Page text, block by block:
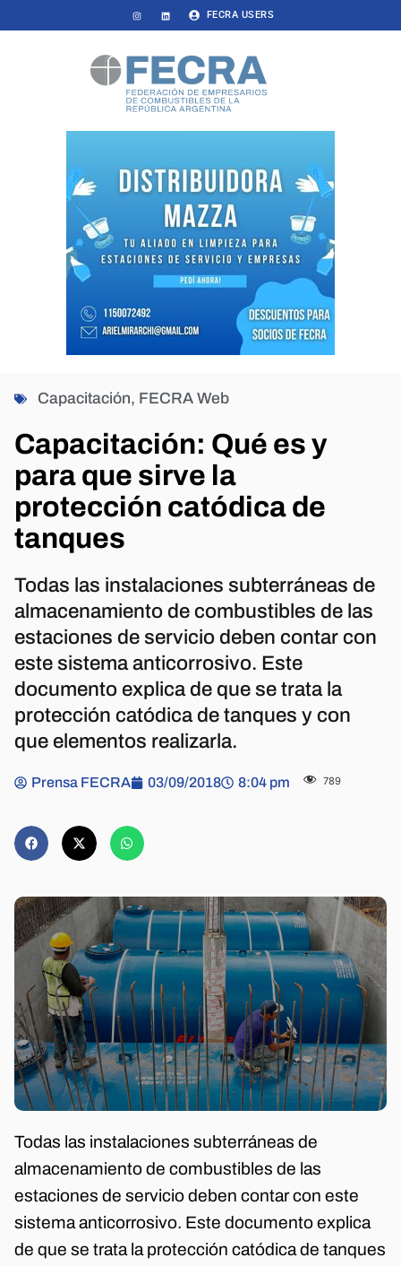
FECRA USERS
Capacitación, FECRA Web
Capacitación: Qué es y
para que sirve la
protección catódica de
tanques
Todas las instalaciones subterráneas de
almacenamiento de combustibles de las
estaciones de servicio deben contar con
este sistema anticorrosivo. Este
documento explica de que se trata la
protección catódica de tanques y con
que elementos realizarla.
Prensa FECRA 03/09/2018 8:04 pm 789
Todas las instalaciones subterráneas de
almacenamiento de combustibles de las
estaciones de servicio deben contar con este
sistema anticorrosivo. Este documento explica
de que se trata la protección catódica de tanques